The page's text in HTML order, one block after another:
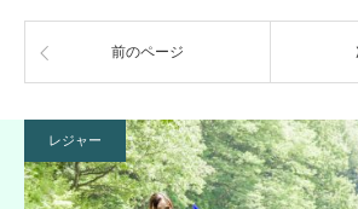
前のページ
レジャー